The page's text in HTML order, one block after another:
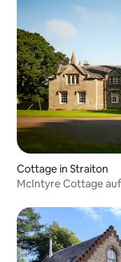
Cottage in Straiton
McIntyre Cottage